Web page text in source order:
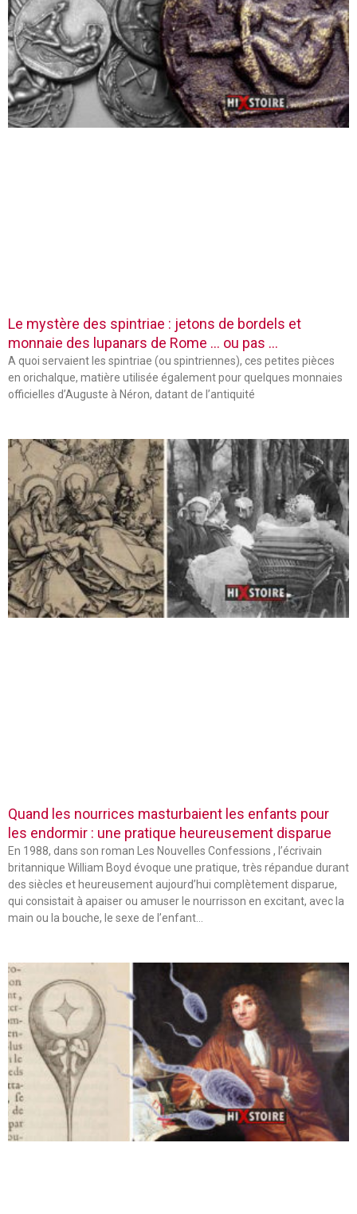
Le mystère des spintriae : jetons de bordels et
monnaie des lupanars de Rome … ou pas …
A quoi servaient les spintriae (ou spintriennes), ces petites pièces
en orichalque, matière utilisée également pour quelques monnaies
officielles d’Auguste à Néron, datant de l’antiquité
Quand les nourrices masturbaient les enfants pour
les endormir : une pratique heureusement disparue
En 1988, dans son roman Les Nouvelles Confessions , l’écrivain
britannique William Boyd évoque une pratique, très répandue durant
des siècles et heureusement aujourd’hui complètement disparue,
qui consistait à apaiser ou amuser le nourrisson en excitant, avec la
main ou la bouche, le sexe de l’enfant…